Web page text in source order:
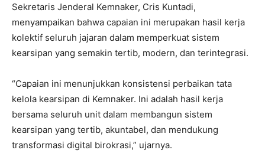
Sekretaris Jenderal Kemnaker, Cris Kuntadi,
menyampaikan bahwa capaian ini merupakan hasil kerja
kolektif seluruh jajaran dalam memperkuat sistem
kearsipan yang semakin tertib, modern, dan terintegrasi.
“Capaian ini menunjukkan konsistensi perbaikan tata
kelola kearsipan di Kemnaker. Ini adalah hasil kerja
bersama seluruh unit dalam membangun sistem
kearsipan yang tertib, akuntabel, dan mendukung
transformasi digital birokrasi,” ujarnya.